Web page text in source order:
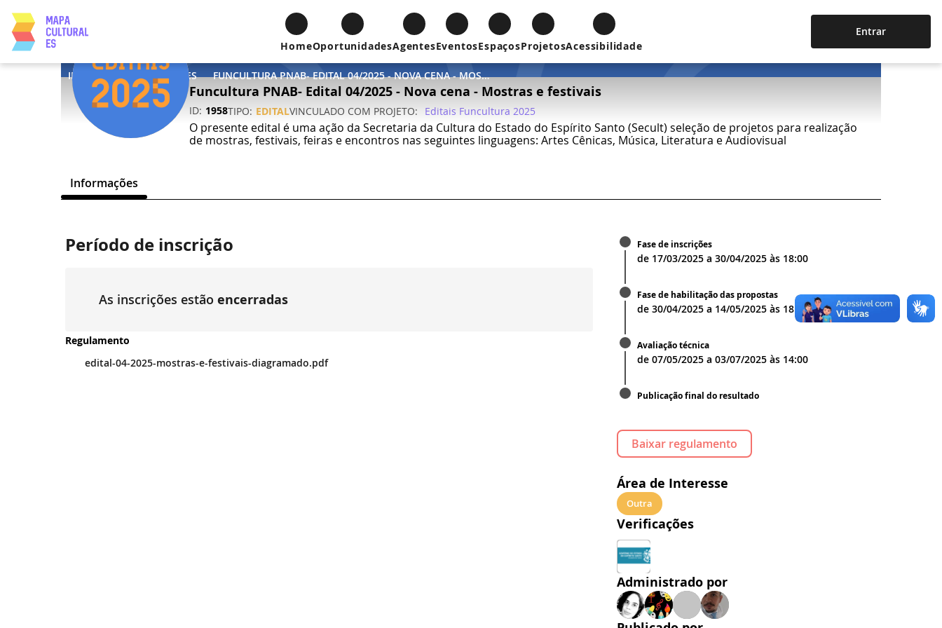
HomeOportunidadesAgentesEventosEspaçosProjetosAcessibilidade
Entrar
INICIO OPORTUNIDADES FUNCULTURA PNAB- EDITAL 04/2025 - NOVA CENA - MOSTRAS E FESTIVAIS
Funcultura PNAB- Edital 04/2025 - Nova cena - Mostras e festivais
ID 1958TIPO EDITALVINCULADO COM PROJETO Editais Funcultura 2025
O presente edital é uma ação da Secretaria da Cultura do Estado do Espírito Santo (Secult) seleção de projetos para realização
de mostras, festivais, feiras e encontros nas seguintes linguagens: Artes Cênicas, Música, Literatura e Audiovisual
Informações
Período de inscrição
As inscrições estão encerradas
Regulamento
edital-04-2025-mostras-e-festivais-diagramado.pdf
Fase de inscrições
de 17/03/2025 a30/04/2025 às 18:00
Fase de habilitação das propostas
de30/04/2025 a 14/05/2025 às 18:00
Avaliação técnica
de07/05/2025 a03/07/2025 às 14:00
Publicação final do resultado
Baixar regulamento
Área de Interesse
Outra
Verificações
Administrado por